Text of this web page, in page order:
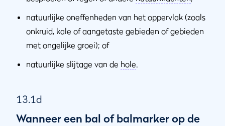
natuurlijke oneffenheden van het oppervlak (zoals
onkruid, kale of aangetaste gebieden of gebieden
met ongelijke groei); of
natuurlijke slijtage van de hole.
13.1d
Wanneer een bal of balmarker op de